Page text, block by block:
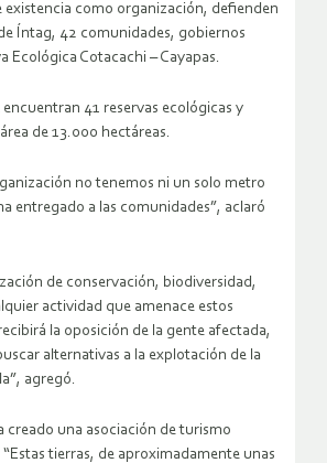
existencia como organización, defienden
Íntag, 42 comunidades, gobiernos
Ecológica Cotacachi – Cayapas.
41 reservas ecológicas y
de 13.000 hectáreas.
no tenemos ni un solo metro
entregado a las comunidades”, aclaró
de conservación, biodiversidad,
actividad que amenace estos
la oposición de la gente afectada,
alternativas a la explotación de la
agregó.
creado una asociación de turismo
tierras, de aproximadamente unas